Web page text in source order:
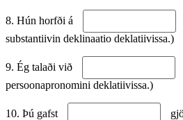
8. Hún horfði á
substantiivin deklinaatio deklatiivissa.)
9. Ég talaði við
persoonapronomini deklatiivissa.)
10. Þú gafst